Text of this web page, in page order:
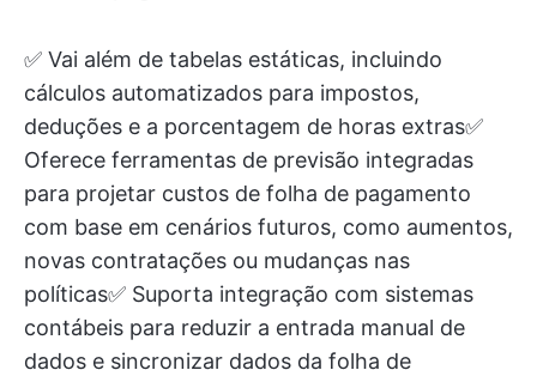
✅ Vai além de tabelas estáticas, incluindo
cálculos automatizados para impostos,
deduções e a porcentagem de horas extras✅
Oferece ferramentas de previsão integradas
para projetar custos de folha de pagamento
com base em cenários futuros, como aumentos,
novas contratações ou mudanças nas
políticas✅ Suporta integração com sistemas
contábeis para reduzir a entrada manual de
dados e sincronizar dados da folha de